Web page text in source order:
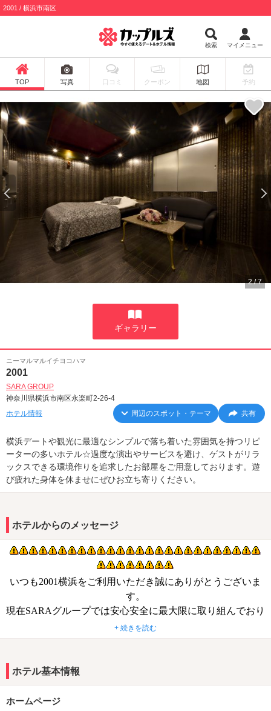
2001 / 横浜市南区
検索 マイメニュー
TOP 写真 口コミ クーポン 地図 予約
2/7
ギャラリー
ニーマルマルイチヨコハマ
2001
SARA GROUP
神奈川県横浜市南区永楽町2-26-4
ホテル情報
周辺のスポット・テーマ 共有
横浜デートや観光に最適なシンプルで落ち着いた雰囲気を持つリピ
ーターの多いホテル☆過度な演出やサービスを避け、ゲストがリラ
ックスできる環境作りを追求したお部屋をご用意しております。遊
び疲れた身体を休ませにぜひお立ち寄りください。
ホテルからのメッセージ
いつも2001横浜をご利用いただき誠にありがとうございま
す。
現在SARAグループでは安心安全に最大限に取り組んでおり
ます。
コロナウィルス対策の取り組みとして客室及びロビーやエレ
またお客様がお部屋を選ぶ際のタッチパネル
+ 続きを読む
ホテル基本情報
ホームページ